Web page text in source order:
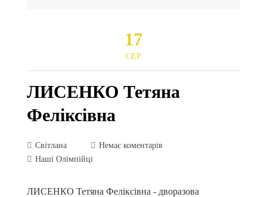
17
СЕР
ЛИСЕНКО Тетяна
Феліксівна
Світлана
Немає коментарів
Наші Олімпійці
ЛИСЕНКО Тетяна Феліксівна - дворазова